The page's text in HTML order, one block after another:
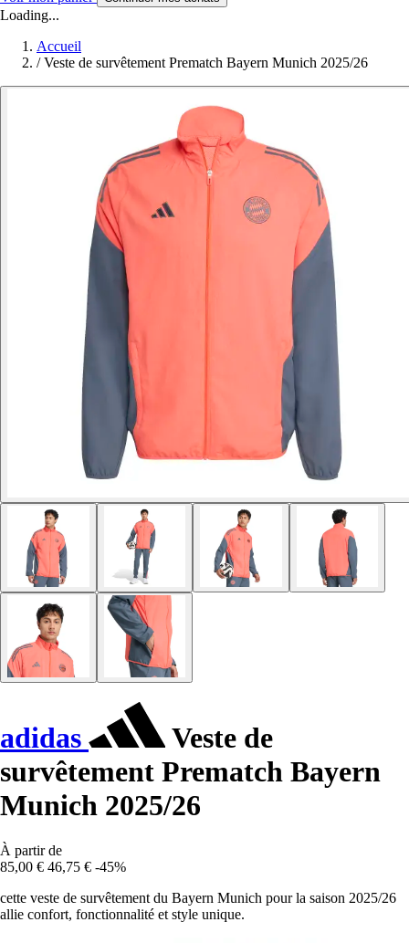
Loading...
Accueil
/ Veste de survêtement Prematch Bayern Munich 2025/26
adidas
Veste de
survêtement Prematch Bayern
Munich 2025/26
À partir de
85,00 € 46,75 € -45%
cette veste de survêtement du Bayern Munich pour la saison 2025/26
allie confort, fonctionnalité et style unique.